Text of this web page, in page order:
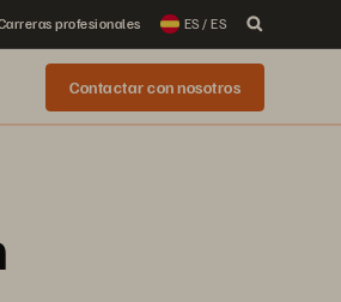
profesionales ES / ES
Contactar con nosotros